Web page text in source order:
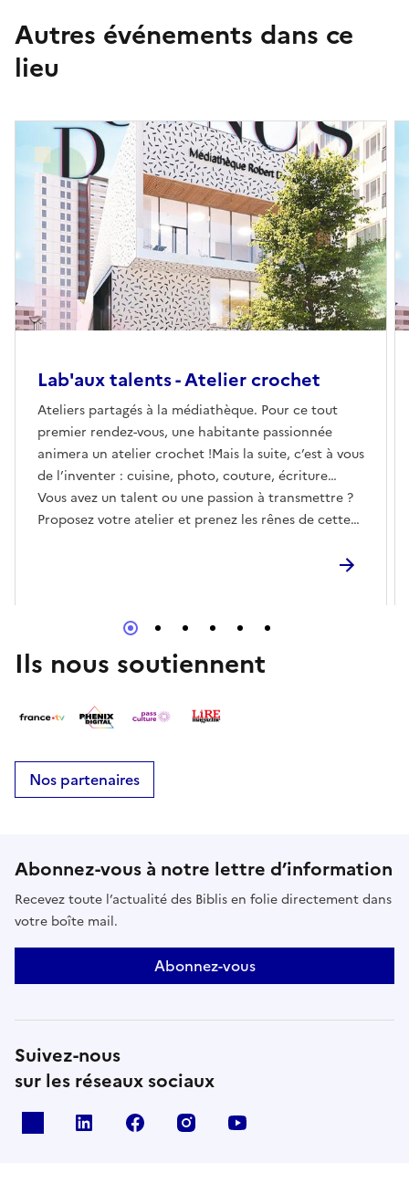
Autres événements dans ce
lieu
Lab'aux talents - Atelier crochet
Ateliers partagés à la médiathèque. Pour ce tout
premier rendez-vous, une habitante passionnée
animera un atelier crochet !Mais la suite, c’est à vous
de l’inventer : cuisine, photo, couture, écriture…
Vous avez un talent ou une passion à transmettre ?
Proposez votre atelier et prenez les rênes de cette
Ils nous soutiennent
Nos partenaires
Abonnez-vous à notre lettre d’information
Recevez toute l’actualité des Biblis en folie directement dans
votre boîte mail.
Abonnez-vous
Suivez-nous
sur les réseaux sociaux
Linkedin Facebook Instagram